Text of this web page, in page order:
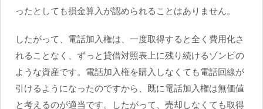
ったとしても損金算入が認められることはありません。
したがって、電話加入権は、一度取得すると全く費用化さ
れることなく、ずっと貸借対照表上に残り続けるゾンビの
ような資産です。電話加入権を購入しなくても電話回線が
引けるようになったのですから、既に電話加入権は無価値
と考えるのが適当です。したがって、売却しなくても取得